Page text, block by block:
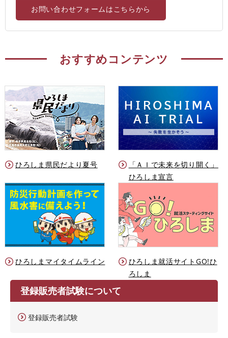
お問い合わせフォームはこちらから
おすすめコンテンツ
ひろしま県民だより夏号
「ＡＩで未来を切り開く」
ひろしま宣言
ひろしまマイタイムライン
ひろしま就活サイトGO!ひ
ろしま
登録販売者試験について
登録販売者試験